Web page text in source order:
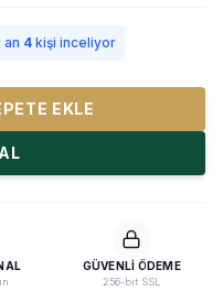
an 4 kişi inceliyor
EKLE
GÜVENLI ÖDEME
256-bit SSL